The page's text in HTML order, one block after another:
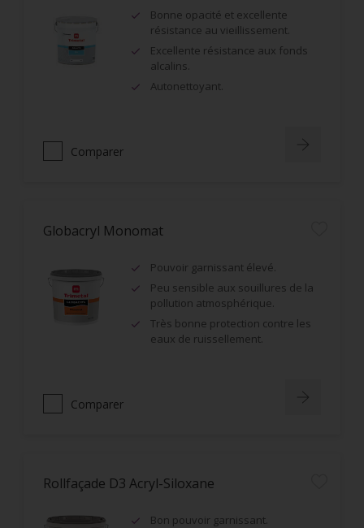
Bonne opacité et excellente
résistance au vieillissement.
Excellente résistance aux fonds
alcalins.
Autonettoyant.
Comparer
Globacryl Monomat
Pouvoir garnissant élevé.
Peu sensible aux souillures de la
pollution atmosphérique.
Très bonne protection contre les
eaux de ruissellement.
Comparer
Rollfaçade D3 Acryl-Siloxane
Bon pouvoir garnissant.